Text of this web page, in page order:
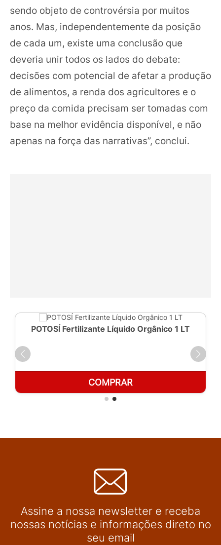
sendo objeto de controvérsia por muitos
anos. Mas, independentemente da posição
de cada um, existe uma conclusão que
deveria unir todos os lados do debate:
decisões com potencial de afetar a produção
de alimentos, a renda dos agricultores e o
preço da comida precisam ser tomadas com
base na melhor evidência disponível, e não
apenas na força das narrativas”, conclui.
POTOSÍ Fertilizante Líquido Orgânico 1 LT
COMPRAR
Assine a nossa newsletter e receba
nossas notícias e informações direto no
seu email